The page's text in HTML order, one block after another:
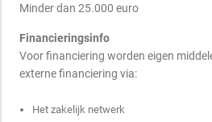
Minder dan 25.000 euro
Financieringsinfo
Voor financiering worden eigen
externe financiering via:
Het zakelijk netwerk